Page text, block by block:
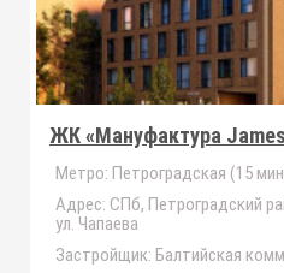
ЖК «Мануфактура
Метро: Петроградская (15
Адрес: СПб, Петроградский
ул. Чапаева
Застройщик: Балтийская